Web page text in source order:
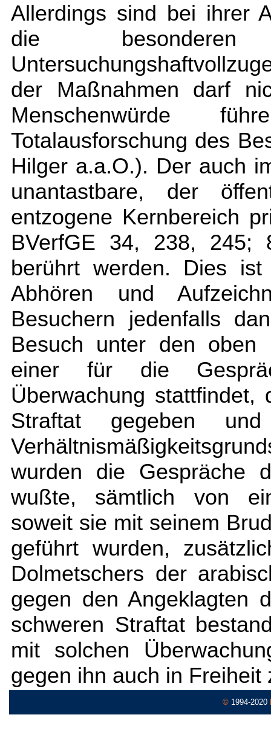
Allerdings sind bei ihrer
die
der Maßnahmen darf
Menschenwürde
Totalausforschung des
Hilger a.a.O.). Der auch
unantastbare, der
entzogene Kernbereich
BVerfGE 34, 238,
berührt werden. Dies
Abhören und
Besuchern jedenfalls
Besuch unter den oben
einer für die
Überwachung stattfindet,
Straftat gegeben
wurden die Gespräche
wußte, sämtlich von
soweit sie mit seinem
geführt wurden,
Dolmetschers der
gegen den Angeklagten
schweren Straftat
mit solchen
gegen ihn auch in
© 1994-2020